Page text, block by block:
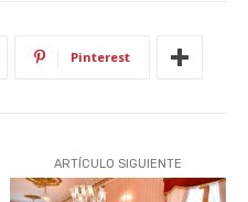
Pinterest
ARTÍCULO SIGUIENTE